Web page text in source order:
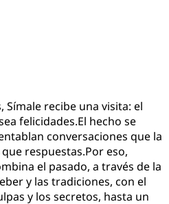
Símale recibe una visita: el
felicidades.El hecho se
conversaciones que la
respuestas.Por eso,
el pasado, a través de la
y las tradiciones, con el
y los secretos, hasta un